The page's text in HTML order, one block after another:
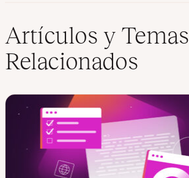
o
w
e
b
e
I
n
t
r
Artículos y Temas
Relacionados